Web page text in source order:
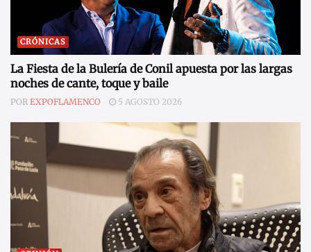
CRÓNICAS
La Fiesta de la Bulería de Conil apuesta por las largas
noches de cante, toque y baile
POR EXPOFLAMENCO 5 AGOSTO 2026